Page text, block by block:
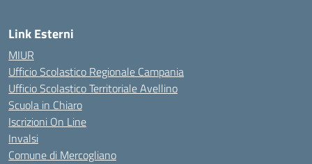
Link Esterni
MIUR
Ufficio Scolastico Regionale Campania
Ufficio Scolastico Territoriale Avellino
Scuola in Chiaro
Iscrizioni On Line
Invalsi
Comune di Mercogliano